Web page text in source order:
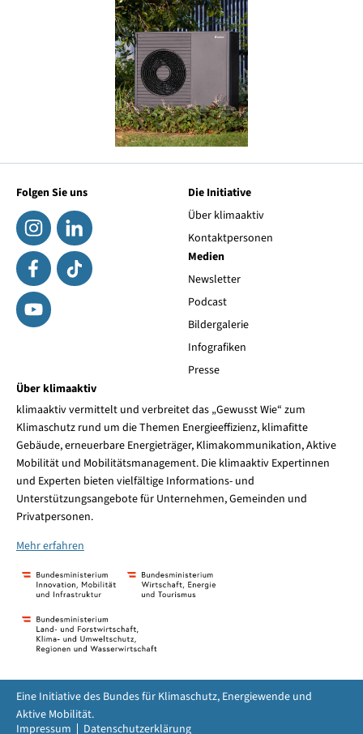
Folgen Sie uns
Die Initiative
Über klimaaktiv
Kontaktpersonen
Medien
Newsletter
Podcast
Bildergalerie
Infografiken
Presse
Über klimaaktiv
klimaaktiv vermittelt und verbreitet das „Gewusst Wie“ zum
Klimaschutz rund um die Themen Energieeffizienz, klimafitte
Gebäude, erneuerbare Energieträger, Klimakommunikation, Aktive
Mobilität und Mobilitätsmanagement. Die klimaaktiv Expertinnen
und Experten bieten vielfältige Informations- und
Unterstützungsangebote für Unternehmen, Gemeinden und
Privatpersonen.
Mehr erfahren
Impressum Datenschutzerklärung
Eine Initiative des Bundes für Klimaschutz, Energiewende und
Aktive Mobilität.